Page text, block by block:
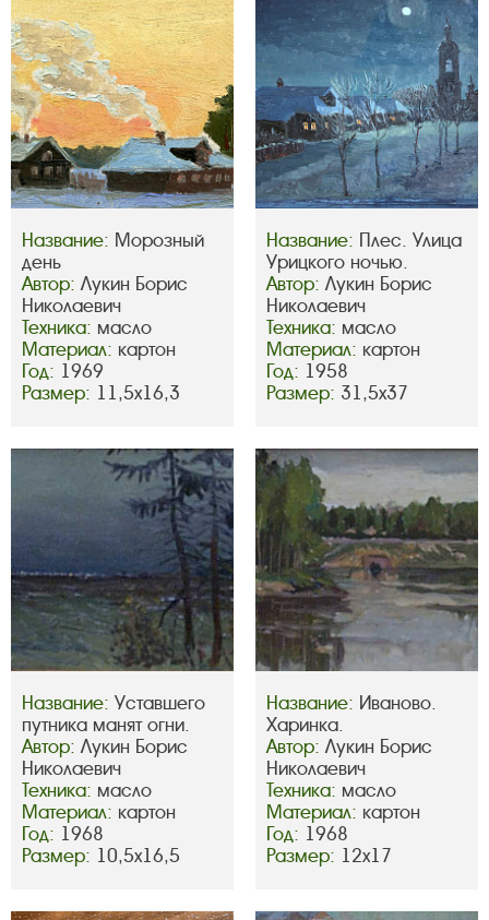
Название: Морозный
день
Автор: Лукин Борис
Николаевич
Техника: масло
Материал: картон
Год: 1969
Размер: 11,5х16,3
Название: Плес. Улица
Урицкого ночью.
Автор: Лукин Борис
Николаевич
Техника: масло
Материал: картон
Год: 1958
Размер: 31,5х37
Название: Уставшего
путника манят огни.
Автор: Лукин Борис
Николаевич
Техника: масло
Материал: картон
Год: 1968
Размер: 10,5х16,5
Название: Иваново.
Харинка.
Автор: Лукин Борис
Николаевич
Техника: масло
Материал: картон
Год: 1968
Размер: 12х17